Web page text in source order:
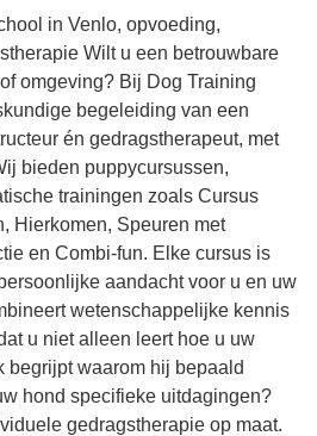
in Venlo, opvoeding,
Wilt u een betrouwbare
omgeving? Bij Dog Training
begeleiding van een
én gedragstherapeut, met
bieden puppycursussen,
trainingen zoals Cursus
Hierkomen, Speuren met
en Combi-fun. Elke cursus is
aandacht voor u en uw
wetenschappelijke kennis
u niet alleen leert hoe u uw
begrijpt waarom hij bepaald
hond specifieke uitdagingen?
gedragstherapie op maat.